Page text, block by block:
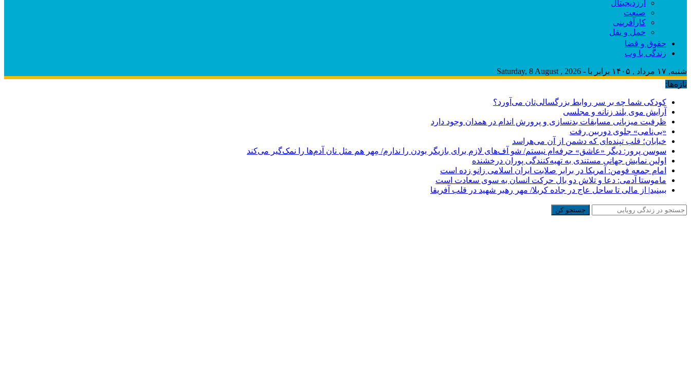
ارزدیجیتال
صنعت
کارآفرینی
حمل و نقل
حقوق و قضا
زندگی با وب
شنبه, ۱۷ مرداد , ۱۴۰۵ برابر با - Saturday, 8 August , 2026
تازه‌ها:
کودکی شما چه بر سر روابط بزرگسالی‌تان می‌آورد؟
آرایش موی بلند زنانه و مجلسی
ظرفیت میزبانی مسابقات بدنسازی و پرورش اندام در همدان وجود دارد
«بی‌نامی» جلوی دوربین رفت
خیابان؛ قلب تپنده‌ای که دشمن از آن می‌هراسد
سوسن پرور: دیگر «عاشق» حرفه‌ام نیستم/ شو آف‌های لازم برای بازیگر بودن را ندارم/ مِهر هم مثل نان آدم‌ها را نمک‌گیر می‌کند
اولین نمایش جهانی مستندی به تهیه‌کنندگی پوران درخشنده
امام جمعه فومن: آمریکا در برابر صلابت ایران اسلامی زانو زده است
ماموستا آدمی: دعا و تلاش دو بال حرکت انسان به سوی سعادت است
ببینید| از مالی تا ساحل عاج در جاده کربلا/ مهر رهبر شهید در قلب آفریقا
جستجو کن